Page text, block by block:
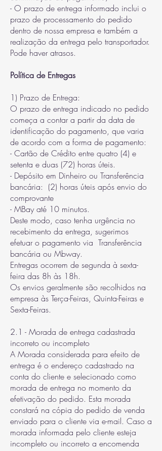
- O prazo de entrega informado inclui o
prazo de processamento do pedido
dentro de nossa empresa e também a
realização da entrega pelo transportador.
Pode haver atrasos.
Política de Entregas
1) Prazo de Entrega:
O prazo de entrega indicado no pedido
começa a contar a partir da data de
identificação do pagamento, que varia
de acordo com a forma de pagamento:
- Cartão de Crédito entre quatro (4) e
setenta e duas (72) horas úteis.
- Depósito em Dinheiro ou Transferência
bancária: (2) horas úteis após envio do
comprovante
- MBay até 10 minutos.
Deste modo, caso tenha urgência no
recebimento da entrega, sugerimos
efetuar o pagamento via Transferência
bancária ou Mbway.
Entregas ocorrem de segunda à sexta-
feira das 8h às 18h.
​Os envios geralmente são recolhidos na
empresa às Terça-Feiras, Quinta-Feiras e
Sexta-Feiras.
2.1 - Morada de entrega cadastrada
incorreto ou incompleto
A Morada considerada para efeito de
entrega é o endereço cadastrado na
conta do cliente e selecionado como
morada de entrega no momento da
efetivação do pedido. Esta morada
constará na cópia do pedido de venda
enviado para o cliente via e-mail. Caso a
morada informada pelo cliente esteja
incompleto ou incorreto a encomenda